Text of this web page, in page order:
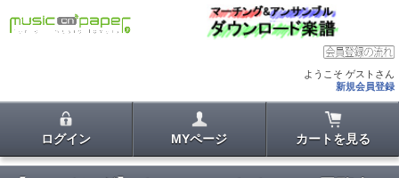
ようこそ ゲストさん
新規会員登録
ログイン MYページ カートを見る